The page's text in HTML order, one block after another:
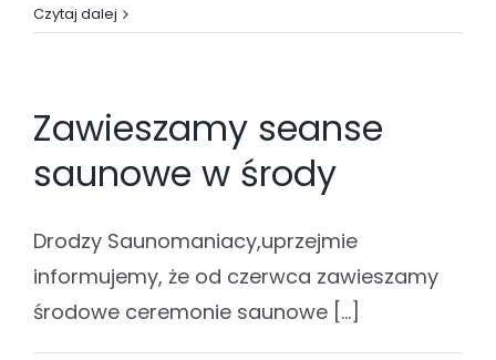
technologicznej
Czytaj dalej
Zawieszamy seanse
saunowe w środy
Drodzy Saunomaniacy,uprzejmie
informujemy, że od czerwca zawieszamy
środowe ceremonie saunowe [...]